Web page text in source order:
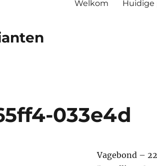
Welkom Huidige
033e4d
Vagebond –